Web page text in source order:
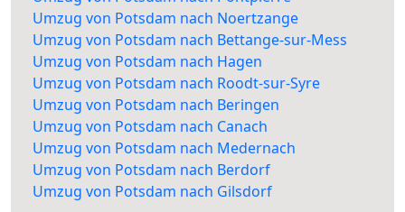
Umzug von Potsdam nach Noertzange
Umzug von Potsdam nach Bettange-sur-Mess
Umzug von Potsdam nach Hagen
Umzug von Potsdam nach Roodt-sur-Syre
Umzug von Potsdam nach Beringen
Umzug von Potsdam nach Canach
Umzug von Potsdam nach Medernach
Umzug von Potsdam nach Berdorf
Umzug von Potsdam nach Gilsdorf